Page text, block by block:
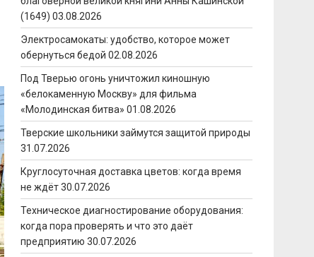
(1649) 03.08.2026
Электросамокаты: удобство, которое может
обернуться бедой 02.08.2026
Под Тверью огонь уничтожил киношную
«белокаменную Москву» для фильма
«Молодинская битва» 01.08.2026
Тверские школьники займутся защитой природы
31.07.2026
Круглосуточная доставка цветов: когда время
не ждёт 30.07.2026
Техническое диагностирование оборудования:
когда пора проверять и что это даёт
предприятию 30.07.2026